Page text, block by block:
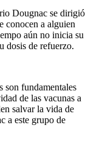
Dougnac se dirigió
conocen a alguien
aún no inicia su
dosis de refuerzo.
son fundamentales
de las vacunas a
salvar la vida de
a este grupo de